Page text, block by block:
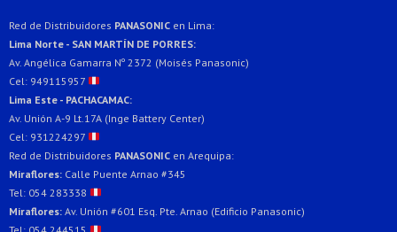
Red de Distribuidores PANASONIC en Lima:
Lima Norte - SAN MARTÍN DE PORRES:
Av. Angélica Gamarra Nº 2372 (Moisés Panasonic)
Cel: 949115957
Lima Este - PACHACAMAC:
Av. Unión A-9 Lt.17A (Inge Battery Center)
Cel: 931224297
Red de Distribuidores PANASONIC en Arequipa:
Miraflores: Calle Puente Arnao #345
Tel: 054 283338
Miraflores: Av. Unión #601 Esq. Pte. Arnao (Edificio Panasonic)